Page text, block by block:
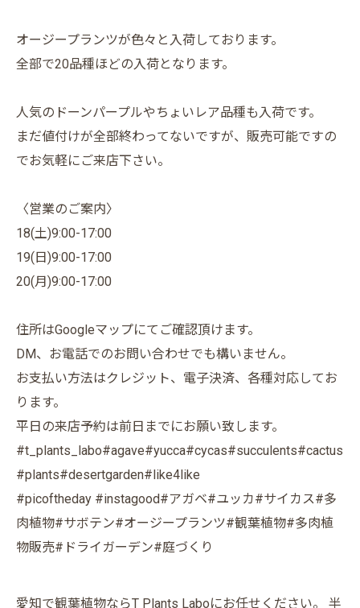
オージープランツが色々と入荷しております。
全部で20品種ほどの入荷となります。
人気のドーンパープルやちょいレア品種も入荷です。
まだ値付けが全部終わってないですが、販売可能ですの
でお気軽にご来店下さい。
〈営業のご案内〉
18(土)9:00-17:00
19(日)9:00-17:00
20(月)9:00-17:00
住所はGoogleマップにてご確認頂けます。
DM、お電話でのお問い合わせでも構いません。
お支払い方法はクレジット、電子決済、各種対応してお
ります。
平日の来店予約は前日までにお願い致します。
#t_plants_labo#agave#yucca#cycas#succulents#cactus
#plants#desertgarden#like4like
#picoftheday #instagood#アガベ#ユッカ#サイカス#多
肉植物#サボテン#オージープランツ#観葉植物#多肉植
物販売#ドライガーデン#庭づくり
愛知で観葉植物ならT Plants Laboにお任せください。 半